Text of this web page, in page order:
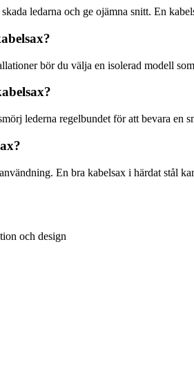
ledarna och ge ojämna snitt. En
bör du välja en isolerad modell
lederna regelbundet för att bevara en
En bra kabelsax i härdat stål
och design